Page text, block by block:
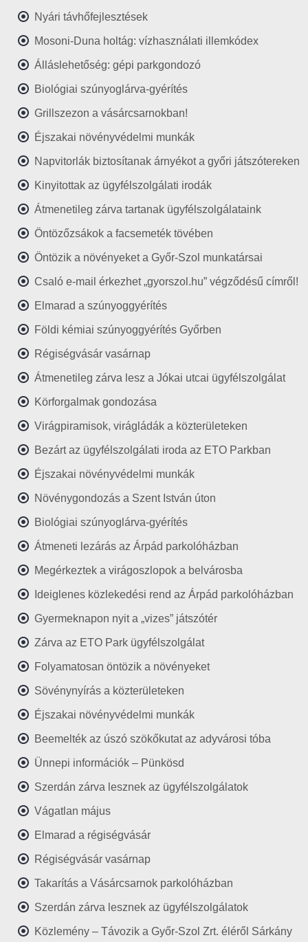
Nyári távhőfejlesztések
Mosoni-Duna holtág: vízhasználati illemkódex
Álláslehetőség: gépi parkgondozó
Biológiai szúnyoglárva-gyérítés
Grillszezon a vásárcsarnokban!
Éjszakai növényvédelmi munkák
Napvitorlák biztosítanak árnyékot a győri játszótereken
Kinyitottak az ügyfélszolgálati irodák
Átmenetileg zárva tartanak ügyfélszolgálataink
Öntözőzsákok a facsemeték tövében
Öntözik a növényeket a Győr-Szol munkatársai
Csaló e-mail érkezhet „gyorszol.hu” végződésű címről!
Elmarad a szúnyoggyérítés
Földi kémiai szúnyoggyérítés Győrben
Régiségvásár vasárnap
Átmenetileg zárva lesz a Jókai utcai ügyfélszolgálat
Körforgalmak gondozása
Virágpiramisok, virágládák a közterületeken
Bezárt az ügyfélszolgálati iroda az ETO Parkban
Éjszakai növényvédelmi munkák
Növénygondozás a Szent István úton
Biológiai szúnyoglárva-gyérítés
Átmeneti lezárás az Árpád parkolóházban
Megérkeztek a virágoszlopok a belvárosba
Ideiglenes közlekedési rend az Árpád parkolóházban
Gyermeknapon nyit a „vizes” játszótér
Zárva az ETO Park ügyfélszolgálat
Folyamatosan öntözik a növényeket
Sövénynyírás a közterületeken
Éjszakai növényvédelmi munkák
Beemelték az úszó szökőkutat az adyvárosi tóba
Ünnepi információk – Pünkösd
Szerdán zárva lesznek az ügyfélszolgálatok
Vágatlan május
Elmarad a régiségvásár
Régiségvásár vasárnap
Takarítás a Vásárcsarnok parkolóházban
Szerdán zárva lesznek az ügyfélszolgálatok
Közlemény – Távozik a Győr-Szol Zrt. éléről Sárkány